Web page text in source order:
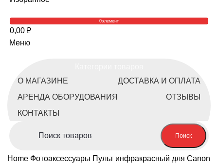
0элемент
0,00 ₽
Меню
О МАГАЗИНЕ
ДОСТАВКА И ОПЛАТА
АРЕНДА ОБОРУДОВАНИЯ
ОТЗЫВЫ
КОНТАКТЫ
Поиск
Home Фотоаксессуары Пульт инфракрасный для Canon